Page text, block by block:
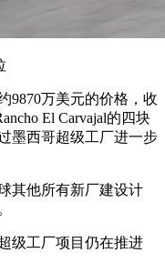
9870万美元的价格，收
El Carvajal的四块
墨西哥超级工厂进一步
其他所有新厂建设计
级工厂项目仍在推进